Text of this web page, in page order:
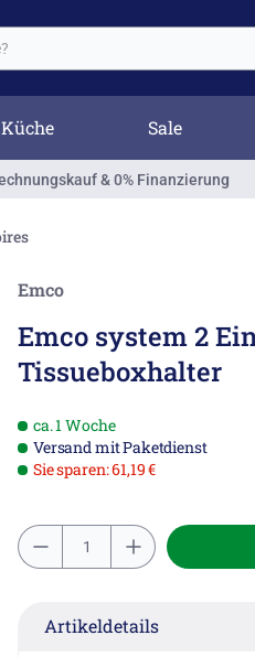
Küche Sale
& 0% Finanzierung
Emco
Emco system 2
Tissueboxhalter
ca. 1 Woche
Versand mit Paketdienst
Sie sparen: 61,19 €
Artikeldetails